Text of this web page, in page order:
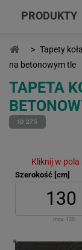
PRODUKTY
> Tapety koła
na betonowym tle
TAPETA
ID 275
Kliknij w pola
Szerokość [cm]
max: 130